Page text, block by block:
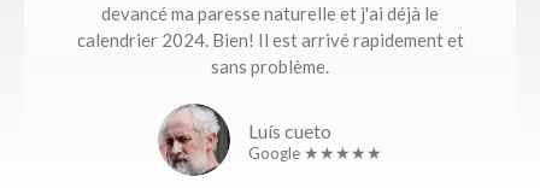
devancé ma paresse naturelle et j'ai déjà le
calendrier 2024. Bien! Il est arrivé rapidement et
sans problème.
Luís cueto
Google ★★★★★